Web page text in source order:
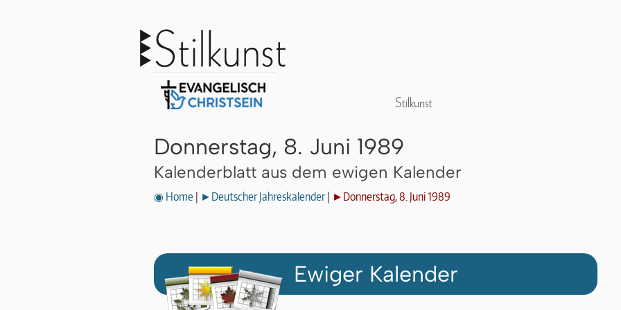
Donnerstag, 8. Juni 1989
Kalenderblatt aus dem ewigen Kalender
◉ Home ►Deutscher Jahreskalender| ►Donnerstag, 8. Juni 1989
Ewiger Kalender